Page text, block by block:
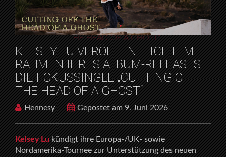
HOME
RELEASES
KELSEY LU VERÖFFENTLICHT IM RAHMEN IHRES
ALBUM-RELEASES DIE FOKUSSINGLE „CUTTING OFF
THE HEAD OF A GHOST“
KELSEY LU VERÖFFENTLICHT IM
RAHMEN IHRES ALBUM-RELEASES
DIE FOKUSSINGLE „CUTTING OFF
THE HEAD OF A GHOST“
Hennesy Gepostet am 9. Juni 2026
Kelsey Lukündigt ihre Europa-/UK- sowie
Nordamerika-Tournee zur Unterstützung des neuen